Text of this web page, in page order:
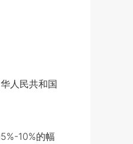
人民共和国
10%的幅